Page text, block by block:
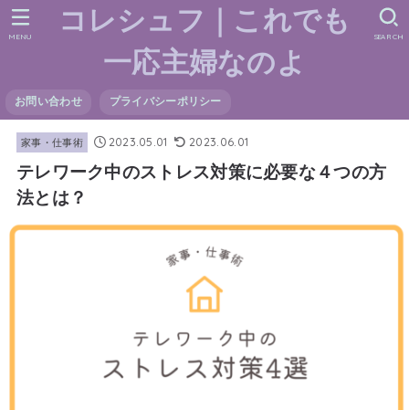
コレシュフ｜これでも
一応主婦なのよ
お問い合わせ プライバシーポリシー
SEARCH
MENU
家事・仕事術 2023.05.01 2023.06.01
テレワーク中のストレス対策に必要な４つの方
法とは？